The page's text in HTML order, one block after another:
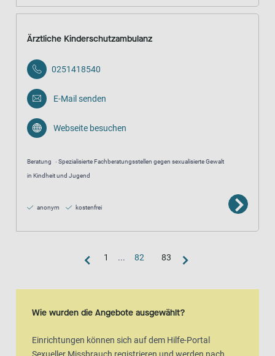
Ärztliche Kinderschutzambulanz
0251418540
E-Mail senden
Webseite besuchen
Beratung
Spezialisierte Fachberatungsstellen gegen sexualisierte Gewalt
in Kindheit und Jugend
anonym kostenfrei
1 ... 82 83
Kartenansicht
Wie wurden die Angebote ausgewählt?
Einrichtungen können sich auf dem Hilfe-Portal